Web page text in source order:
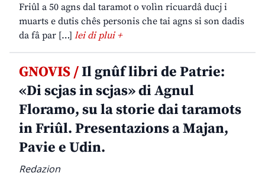
Friûl a 50 agns dal taramot o volìn ricuardâ ducj i
muarts e dutis chês personis che tai agns si son dadis
da fâ par […] lei di plui +
GNOVIS /Il gnûf libri de Patrie:
«Di scjas in scjas» di Agnul
Floramo, su la storie dai taramots
in Friûl. Presentazions a Majan,
Pavie e Udin.
Redazion